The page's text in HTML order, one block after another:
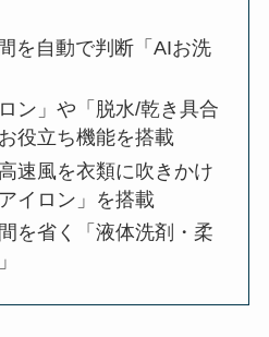
を自動で判断「AIお洗
ン」や「脱水/乾き具合
役立ち機能を搭載
速風を衣類に吹きかけ
イロン」を搭載
を省く「液体洗剤・柔